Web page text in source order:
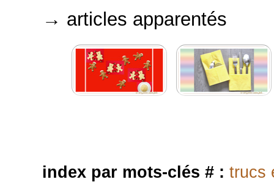
→ articles apparentés
index par mots-clés # : trucs